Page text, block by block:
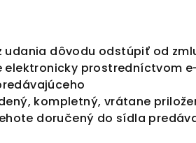
udania dôvodu odstúpiť od
elektronicky prostredníctvom
kompletný, vrátane
doručený do sídla